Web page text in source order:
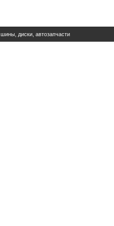
шины, диски, автозапчасти